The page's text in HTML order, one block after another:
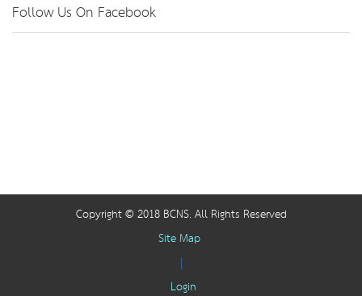
Follow Us On Facebook
Copyright © 2018 BCNS. All Rights Reserved
Site Map
|
Login